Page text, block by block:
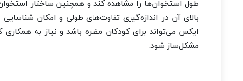
طول استخوان‌ها را مشاهده کند و همچنین ساختار
بالای آن در اندازه‌گیری تفاوت‌های طولی و امکان
ایکس می‌تواند برای کودکان مضره باشد و نیاز به
مشکل‌ساز شود.